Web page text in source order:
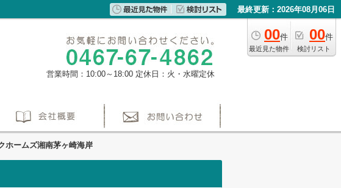
最終更新：2026年08月06日
00件
最近見た物件
00件
検討リスト
営業時間：10:00～18:00 定休日：火・水曜定休
ホームズ湘南茅ヶ崎海岸